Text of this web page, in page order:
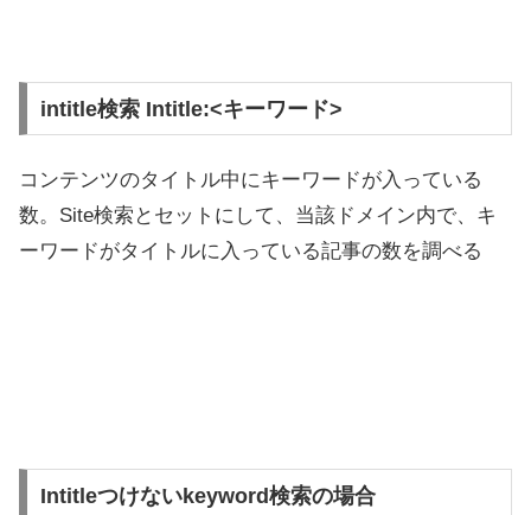
intitle検索 Intitle:<キーワード>
コンテンツのタイトル中にキーワードが入っている
数。Site検索とセットにして、当該ドメイン内で、キ
ーワードがタイトルに入っている記事の数を調べる
Intitleつけないkeyword検索の場合